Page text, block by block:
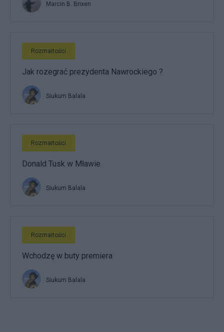
Marcin B. Brixen
Rozmaitości
Jak rozegrać prezydenta Nawrockiego ?
Siukum Balala
Rozmaitości
Donald Tusk w Mławie
Siukum Balala
Rozmaitości
Wchodzę w buty premiera
Siukum Balala